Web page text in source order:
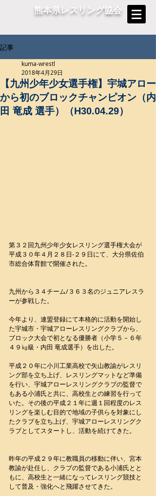
熊本県レスリング協会
記事
【九州少年少女選手権】宇城アロー
から初のブロックチャンピオン（内
田 竜成 選手）（H30.04.29）
kuma-wrestl
2018年4月29日
第３２回九州少年少女レスリング選手権大会が
平成３０年４月２８日-２９日にて、大分県佐伯
市総合体育館で開催された。
九州から３４チーム/３６３名のジュニアレスラ
ーが参戦した。
今年より、連盟登録にて本格的に活動を開始し
た宇城市・宇城アローレスリングクラブから、
ブロック大会で初となる優勝者（小学５－６年
４９㎏級・内田 竜成選手）を出した。
平成２０年に小川工業高校で矢山教諭がレスリ
ング部を立ち上げ、レスリングマットなど準備
を行い、宇城アローレスリングクラブの監督で
もある小浦氏と共に、高校生との練習を行って
いた。その後の平成２１年に週１回程度のレス
リングを楽しむ目的で地域の子供らを対象にし
たクラブを立ち上げ、宇城アローレスリングク
ラブとしてスタートし、活動を続けてきた。
昨年の平成２９年に教職員の移動に伴い、宮本
教諭が赴任し、クラブの監督である小浦氏とと
もに、高校生と一緒になってレスリング競技と
して普及・強化へと飛躍させてきた。